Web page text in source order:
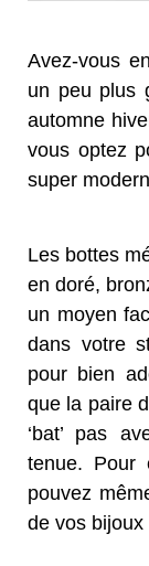
Avez-vous
un peu plus
automne
vous optez
super
Les bottes
en doré,
un moyen
dans votre
pour bien
que la paire
‘bat’ pas
tenue. Pour
pouvez
de vos